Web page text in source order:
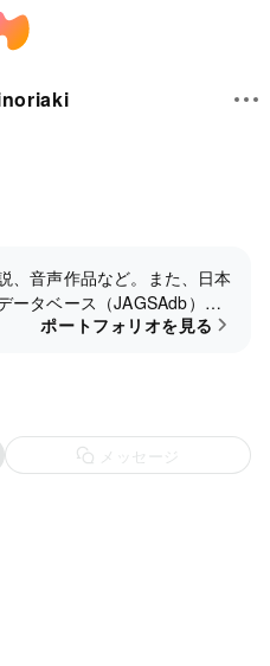
、音声作品など。また、日本
ータベース（JAGSAdb）の
ポートフォリオを見る
メッセージ